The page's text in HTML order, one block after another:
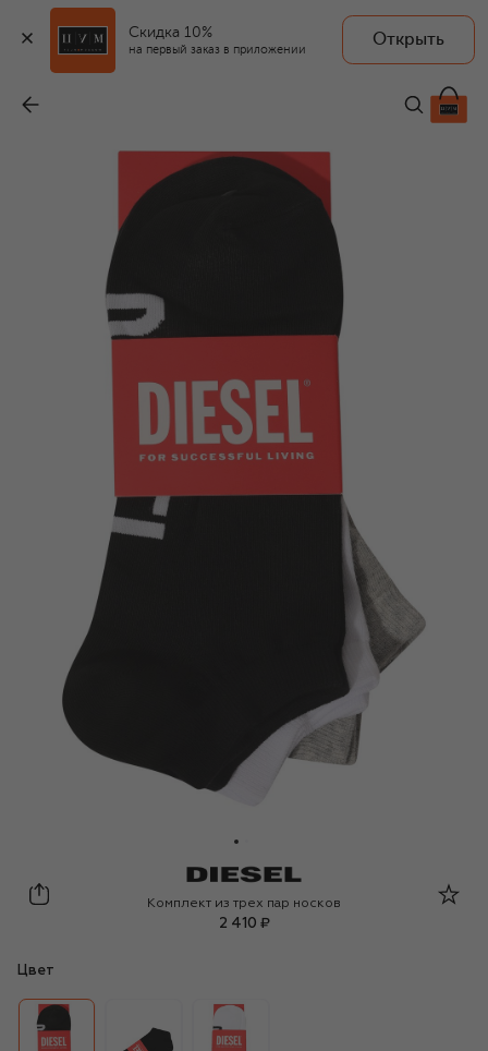
Скидка 10%
на первый заказ в приложении
Открыть
2 410 ₽
Diesel
Комплект из трех пар носков
2 410 ₽
Цвет